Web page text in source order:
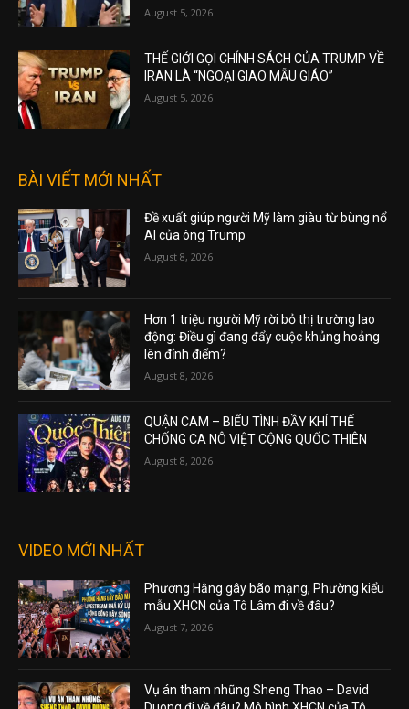
August 5, 2026
THẾ GIỚI GỌI CHÍNH SÁCH CỦA TRUMP VỀ
IRAN LÀ “NGOẠI GIAO MẪU GIÁO”
August 5, 2026
BÀI VIẾT MỚI NHẤT
Đề xuất giúp người Mỹ làm giàu từ bùng nổ
AI của ông Trump
August 8, 2026
Hơn 1 triệu người Mỹ rời bỏ thị trường lao
động: Điều gì đang đẩy cuộc khủng hoảng
lên đỉnh điểm?
August 8, 2026
QUẬN CAM – BIỂU TÌNH ĐẦY KHÍ THẾ
CHỐNG CA NÔ VIỆT CỘNG QUỐC THIÊN
August 8, 2026
VIDEO MỚI NHẤT
Phương Hằng gây bão mạng, Phường kiểu
mẫu XHCN của Tô Lâm đi về đâu?
August 7, 2026
Vụ án tham nhũng Sheng Thao – David